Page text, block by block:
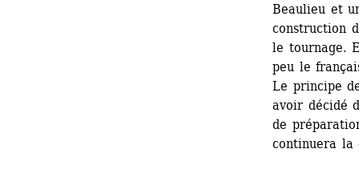
Beaulieu et
construction
le tournage.
peu le
Le principe
avoir décidé
de
continuera la